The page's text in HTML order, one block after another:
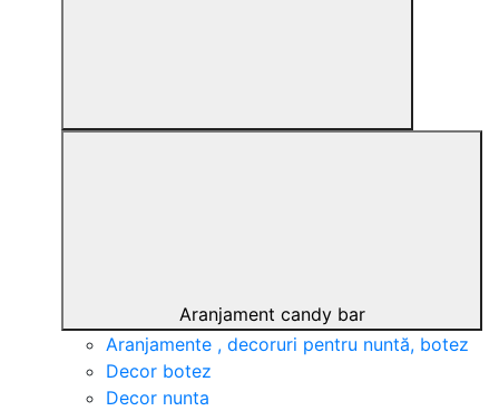
Aranjament candy bar
Aranjamente , decoruri pentru nuntă, botez
Decor botez
Decor nunta